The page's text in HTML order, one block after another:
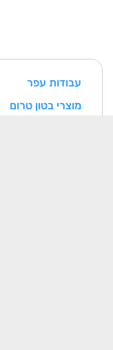
עבודות עפר
מוצרי בטון טרום